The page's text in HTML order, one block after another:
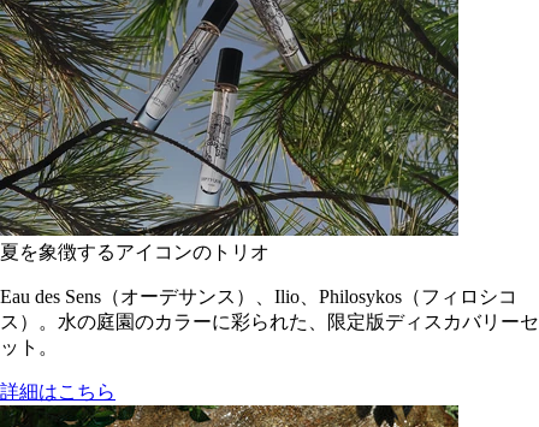
夏を象徴するアイコンのトリオ
Eau des Sens（オーデサンス）、Ilio、Philosykos（フィロシコ
ス）。水の庭園のカラーに彩られた、限定版ディスカバリーセ
ット。
詳細はこちら